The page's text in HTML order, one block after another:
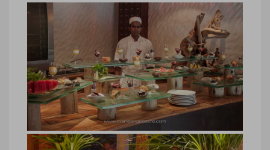
Maldives, restaurant Fresh in the
Garden, Soneva Fushi
Maldives, restaurant Fresh in the
Garden, Soneva Fushi © Marie-Ange
Ostré